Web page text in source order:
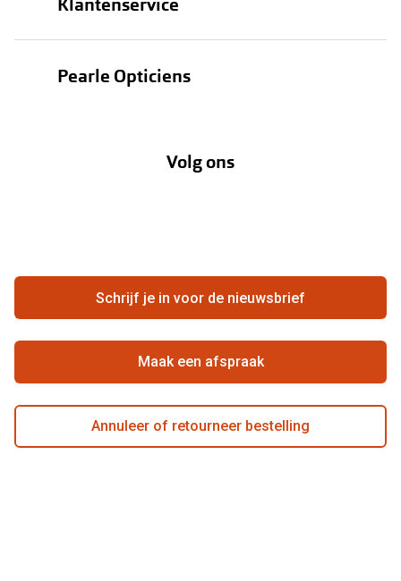
Klantenservice
Verzending
Hier de overeenkomst ontbinden
Zorgvergoeding
Pearle Opticiens
Ondernemen bij Pearle
Beste winkelketen
Actievoorwaarden
Volg ons
Schrijf je in voor de nieuwsbrief
Maak een afspraak
Annuleer of retourneer bestelling